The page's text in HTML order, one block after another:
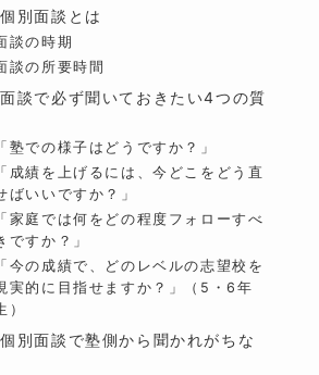
別面談とは
談の時期
談の所要時間
談で必ず聞いておきたい4つの質
「塾での様子はどうですか？」
「成績を上げるには、今どこをどう直
ばいいですか？」
「家庭では何をどの程度フォローすべ
ですか？」
「今の成績で、どのレベルの志望校を
実的に目指せますか？」（5・6年
）
別面談で塾側から聞かれがちな